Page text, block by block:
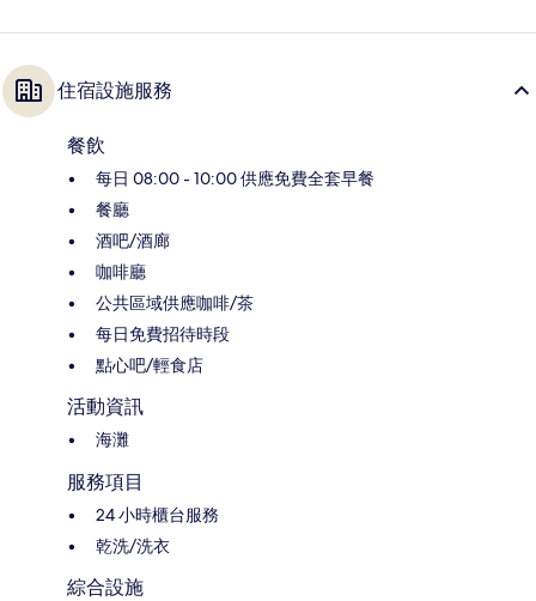
住宿設施服務
餐飲
每日 08:00 - 10:00 供應免費全套早餐
餐廳
酒吧/酒廊
咖啡廳
公共區域供應咖啡/茶
每日免費招待時段
點心吧/輕食店
活動資訊
海灘
服務項目
24 小時櫃台服務
乾洗/洗衣
綜合設施